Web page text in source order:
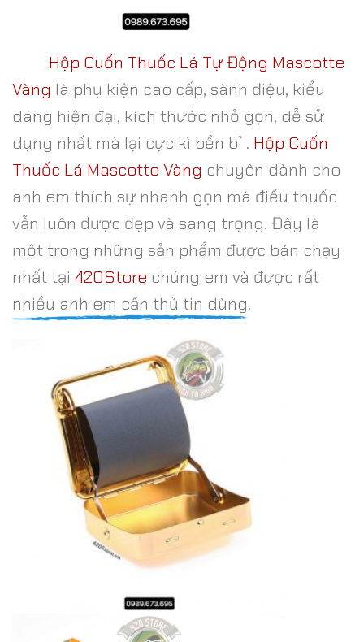
Hộp Cuốn Thuốc Lá Tự Động Mascotte
Vàng là phụ kiện cao cấp, sành điệu, kiểu
dáng hiện đại, kích thước nhỏ gọn, dễ sử
dụng nhất mà lại cực kì bền bỉ . Hộp Cuốn
Thuốc Lá Mascotte Vàng chuyên dành cho
anh em thích sự nhanh gọn mà điếu thuốc
vẫn luôn được đẹp và sang trọng. Đây là
một trong những sản phẩm được bán chạy
nhất tại 420Store chúng em và được rất
nhiều anh em cần thủ tin dùng.